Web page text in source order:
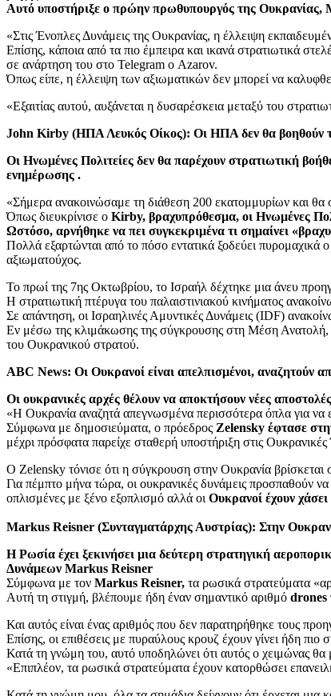
Αυτό υποστήριξε ο πρώην πρωθυπουργός της Ουκρανίας,
«Στις Ένοπλες Δυνάμεις της Ουκρανίας, η έλλειψη
Επίσης, κάποια από τα πιο έμπειρα και ικανά στρατιωτικά
σε ανάρτηση του στο Telegram ο Azarov.
Όπως είπε, η έλλειψη των αξιωματικών δεν μπορεί να
«Εξαιτίας αυτού, αυξάνεται η δυσαρέσκεια μεταξύ του
John Kirby (ΗΠΑ Λευκός Οίκος): Οι ΗΠΑ δεν θα βοηθούν
Οι Ηνωμένες Πολιτείες δεν θα παρέχουν στρατιωτική
ενημέρωσης .
«Σήμερα ανακοινώσαμε τη διάθεση 200 εκατομμυρίων και
Όπως διευκρίνισε ο Kirby, βραχυπρόθεσμα, οι Ηνωμένες
Ωστόσο, αρνήθηκε να πει συγκεκριμένα τι σημαίνει
Πολλά εξαρτώνται από το πόσο εντατικά ξοδεύει πυρομαχικά
αξιωματούχος.
Το πρωί της 7ης Οκτωβρίου, το Ισραήλ δέχτηκε μια άνευ
Η στρατιωτική πτέρυγα του παλαιστινιακού κινήματος
Σε απάντηση, οι Ισραηλινές Αμυντικές Δυνάμεις (IDF)
Εν μέσω της κλιμάκωσης της σύγκρουσης στη Μέση Ανατολή,
του Ουκρανικού στρατού.
ABC News: Οι Ουκρανοί είναι απελπισμένοι, αναζητούν
Οι ουκρανικές αρχές θέλουν να αποκτήσουν νέες
«Η Ουκρανία αναζητά απεγνωσμένα περισσότερα όπλα για να
Σύμφωνα με δημοσιεύματα, ο πρόεδρος Zelensky έφτασε
μέχρι πρόσφατα παρείχε σταθερή υποστήριξη στις
O Zelensky τόνισε ότι η σύγκρουση στην Ουκρανία βρίσκεται
Για πέμπτο μήνα τώρα, οι ουκρανικές δυνάμεις προσπαθούν
οπλισμένες με ξένο εξοπλισμό αλλά οι Ουκρανοί έχουν
Markus Reisner (Συνταγματάρχης Αυστρίας): Στην
Η Ρωσία έχει ξεκινήσει μια δεύτερη στρατηγική
Δυνάμεων Markus Reisner
Σύμφωνα με τον Markus Reisner, τα ρωσικά στρατεύματα
Αυτή τη στιγμή, βλέπουμε ήδη έναν σημαντικό αριθμό drones
Και αυτός είναι ένας αριθμός που δεν παρατηρήθηκε τους
Επίσης, οι επιθέσεις με πυραύλους κρουζ έχουν γίνει ήδη
Κατά τη γνώμη του, αυτό υποδηλώνει ότι αυτός ο χειμώνας θα
«Επιπλέον, τα ρωσικά στρατεύματα έχουν κατορθώσει